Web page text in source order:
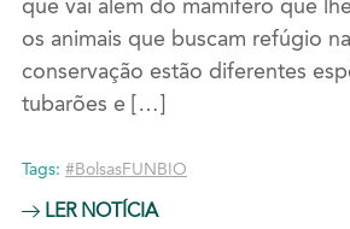
que vai além do mamífero que
os animais que buscam refúgio
conservação estão diferentes
tubarões e […]
Tags: #BolsasFUNBIO
LER NOTÍCIA